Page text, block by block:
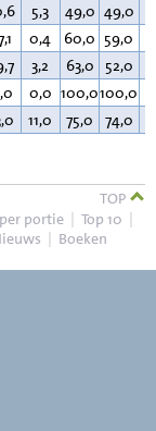
5,3 49,0 49,0
0,4 60,0 59,0
3,2 63,0 52,0
0,0 100,0100,0
11,0 75,0 74,0
TOP
portie | Top 10 |
| Boeken